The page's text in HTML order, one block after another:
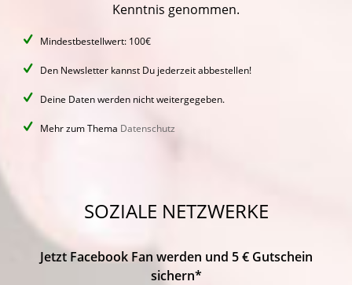
Kenntnis genommen.
Mindestbestellwert: 100€
Den Newsletter kannst Du jederzeit abbestellen!
Deine Daten werden nicht weitergegeben.
Mehr zum Thema Datenschutz
SOZIALE NETZWERKE
Jetzt Facebook Fan werden und 5 € Gutschein
sichern*